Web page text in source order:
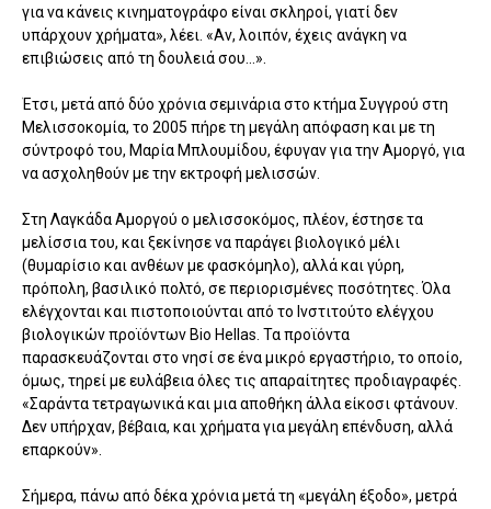
για να κάνεις κινηματογράφο είναι σκληροί, γιατί δεν
υπάρχουν χρήματα», λέει. «Αν, λοιπόν, έχεις ανάγκη να
επιβιώσεις από τη δουλειά σου…».
Έτσι, μετά από δύο χρόνια σεμινάρια στο κτήμα Συγγρού στη
Μελισσοκομία, το 2005 πήρε τη μεγάλη απόφαση και με τη
σύντροφό του, Μαρία Μπλουμίδου, έφυγαν για την Αμοργό, για
να ασχοληθούν με την εκτροφή μελισσών.
Στη Λαγκάδα Αμοργού ο μελισσοκόμος, πλέον, έστησε τα
μελίσσια του, και ξεκίνησε να παράγει βιολογικό μέλι
(θυμαρίσιο και ανθέων με φασκόμηλο), αλλά και γύρη,
πρόπολη, βασιλικό πολτό, σε περιορισμένες ποσότητες. Όλα
ελέγχονται και πιστοποιούνται από το Ινστιτούτο ελέγχου
βιολογικών προϊόντων Bio Hellas. Τα προϊόντα
παρασκευάζονται στο νησί σε ένα μικρό εργαστήριο, το οποίο,
όμως, τηρεί με ευλάβεια όλες τις απαραίτητες προδιαγραφές.
«Σαράντα τετραγωνικά και μια αποθήκη άλλα είκοσι φτάνουν.
Δεν υπήρχαν, βέβαια, και χρήματα για μεγάλη επένδυση, αλλά
επαρκούν».
Σήμερα, πάνω από δέκα χρόνια μετά τη «μεγάλη έξοδο», μετρά